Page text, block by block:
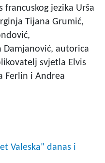
jezika Urša
Tijana Grumić,
Damjanović, autorica
svjetla Elvis
Ferlin i Andrea
Valeska" danas i